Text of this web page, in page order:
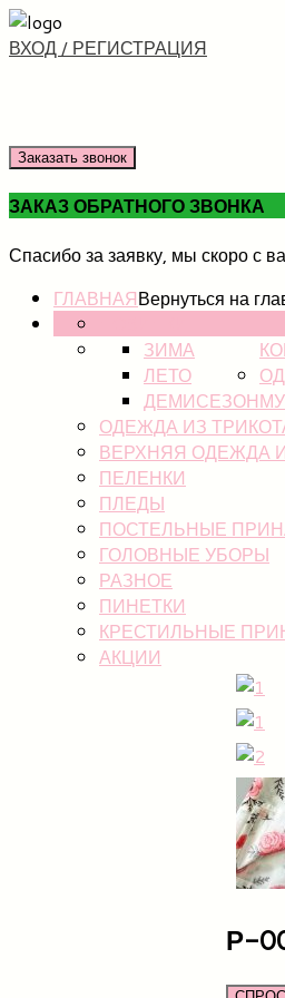
ВХОД / РЕГИСТРАЦИЯ
Заказать звонок
ЗАКАЗ ОБРАТНОГО ЗВОНКА
Спасибо за заявку, мы скоро с
ГЛАВНАЯВернуться на
ЗИМА
ЛЕТО
ДЕМИСЕЗОН
ОДЕЖДА ИЗ
ВЕРХНЯЯ ОДЕЖДА
ПЕЛЕНКИ
ПЛЕДЫ
ПОСТЕЛЬНЫЕ
ГОЛОВНЫЕ УБОРЫ
РАЗНОЕ
ПИНЕТКИ
КРЕСТИЛЬНЫЕ
АКЦИИ
Р-